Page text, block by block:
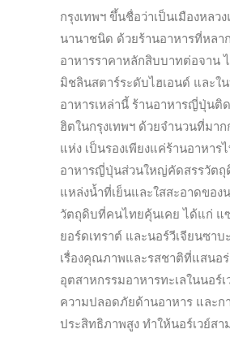
กรุงเทพฯ ขึ้นชื่อว่าเป็นเมืองหลว
นานาชนิด ด้วยร้านอาหารที่หลา
อาหารราคาหลักสิบบาทต่อจาน
มิชลินสตาร์ระดับไฮเอนด์ และใ
อาหารเหล่านี้ ร้านอาหารญี่ปุ่นติ
ฮิตในกรุงเทพฯ ด้วยจำนวนที่มาก
แห่ง เป็นรองเพียงแค่ร้านอาหาร
อาหารญี่ปุ่นส่วนใหญ่คัดสรรวัตถุ
แหล่งน้ำที่เย็นและใสสะอาดของ
วัตถุดิบที่คนไทยคุ้นเคย ได้แก่ แ
ยอร์ดเทราต์ และนอร์วีเจียนซาบ
เรื่องคุณภาพและรสชาติที่แสนอ
อุตสาหกรรมอาหารทะเลในนอร์
ความปลอดภัยด้านอาหาร และก
ประสิทธิภาพสูง ทำให้นอร์เวย์สา